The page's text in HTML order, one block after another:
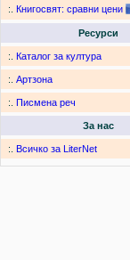
:. Книгосвят: сравни цени
Ресурси
:. Каталог за култура
:. Артзона
:. Писмена реч
За нас
:. Всичко за LiterNet